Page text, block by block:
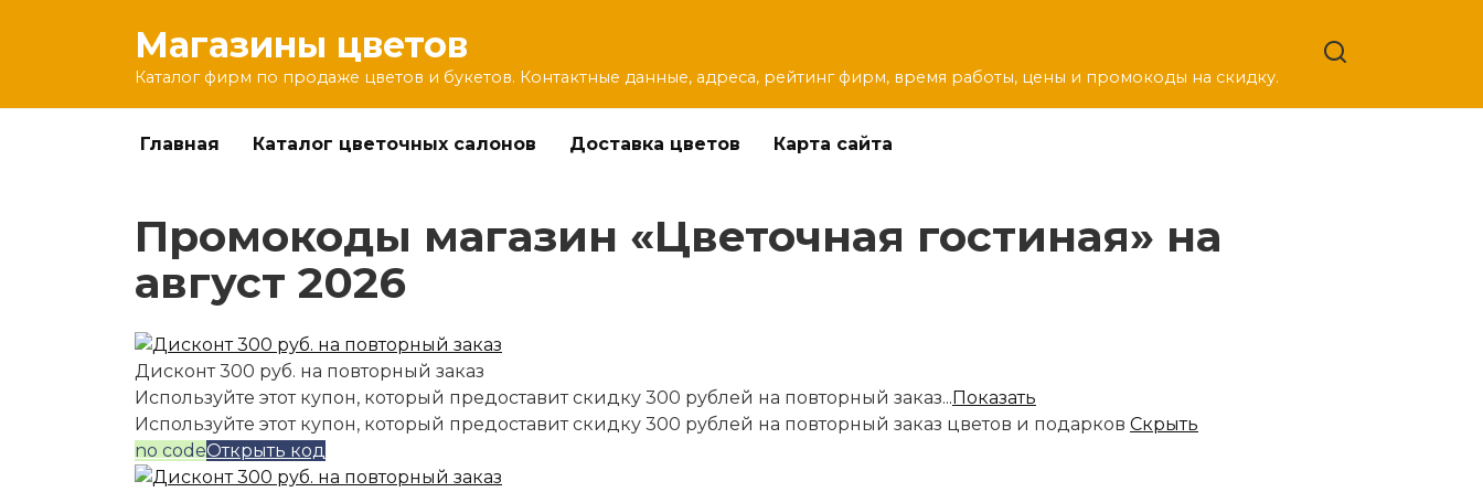
Магазины цветов
Каталог фирм по продаже цветов и букетов. Контактные данные, адреса, рейтинг фирм, время работы, цены и промокоды на скидку.
Главная Каталог цветочных салонов Доставка цветов Карта сайта
Промокоды магазин «Цветочная гостиная» на
август 2026
Дисконт 300 руб. на повторный заказ
Используйте этот купон, который предоставит скидку 300 рублей на повторный заказ...Показать
Используйте этот купон, который предоставит скидку 300 рублей на повторный заказ цветов и подарков Скрыть
no codeОткрыть код